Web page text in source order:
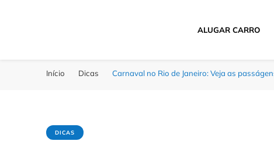
Passagens Baratas
ALUGAR CARRO
Início Dicas Carnaval no Rio de Janeiro: Veja as
DICAS